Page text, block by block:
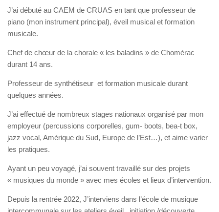
J’ai débuté au CAEM de CRUAS en tant que professeur de
piano (mon instrument principal), éveil musical et formation
musicale.
Chef de chœur de la chorale « les baladins » de Chomérac
durant 14 ans.
Professeur de synthétiseur et formation musicale durant
quelques années.
J’ai effectué de nombreux stages nationaux organisé par mon
employeur (percussions corporelles, gum- boots, bea-t box,
jazz vocal, Amérique du Sud, Europe de l’Est…), et aime varier
les pratiques.
Ayant un peu voyagé, j’ai souvent travaillé sur des projets
« musiques du monde » avec mes écoles et lieux d’intervention.
Depuis la rentrée 2022, J’interviens dans l’école de musique